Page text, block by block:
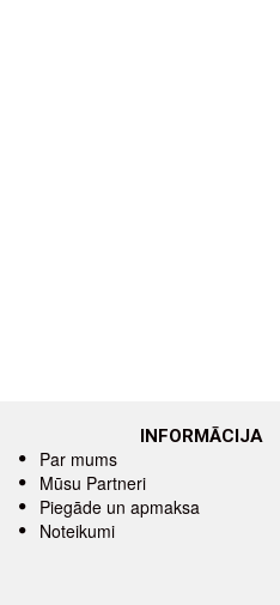
INFORMĀCIJA
Par mums
Mūsu Partneri
Piegāde un apmaksa
Noteikumi